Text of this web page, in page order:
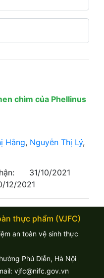
chìm của Phellinus
Hằng, Nguyễn Thị Lý,
31/10/2021
12/2021
thực phẩm (VJFC)
an toàn vệ sinh thực
Phú Diễn, Hà Nội
vjfc@nifc.gov.vn